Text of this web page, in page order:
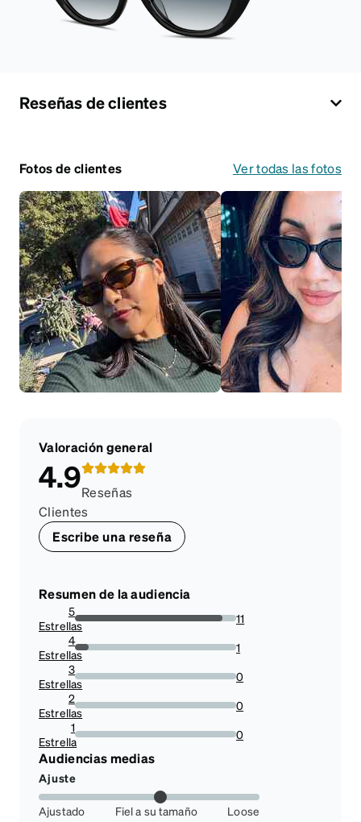
Reseñas de clientes
Fotos de clientes Ver todas las fotos
Valoración general
4.9Reseñas
Clientes
Escribe una reseña
Resumen de la audiencia
5
Estrellas91.66666666666666%
11
4
Estrellas8.333333333333332%
1
3
Estrellas
0%
0
2
Estrellas
0%
0
1
Estrella0%
0
Audiencias medias
Ajuste
Ajustado Fiel a su tamaño
Loose